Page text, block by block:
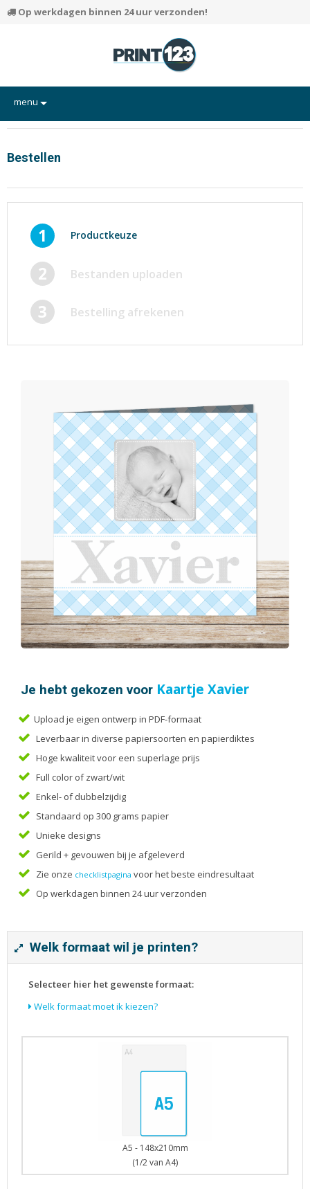
Op werkdagen binnen 24 uur verzonden!
menu
Flyers
Hand-outs/Losbladig
Posters
Rapporten/Verslagen
Certificaten/Diploma's
Visitekaartjes
Alle producten
Cadeaubonnen
Certificaten/Diploma's
Doordruksets
Enveloppen
Etiketten
Flyers
Folders
Foto's
Geboortekaartjes
Hand-outs/Losbladig
Handleidingen
Kaarten
Kerstkaarten
Menukaarten
Mondkapjes
Notitieblokken
Rapporten/Verslagen
Rouwkaarten
Scripties
Tijdschriften
Verhuiskaarten
Bestellen
1 Productkeuze
2 Bestanden uploaden
3 Bestelling afrekenen
Je hebt gekozen voor Kaartje Xavier
Upload je eigen ontwerp in PDF-formaat
Leverbaar in diverse papiersoorten en papierdiktes
Hoge kwaliteit voor een superlage prijs
Full color of zwart/wit
Enkel- of dubbelzijdig
Standaard op 300 grams papier
Unieke designs
Gerild + gevouwen bij je afgeleverd
Zie onze checklistpagina voor het beste eindresultaat
Op werkdagen binnen 24 uur verzonden
Welk formaat wil je printen?
Selecteer hier het gewenste formaat:
Welk formaat moet ik kiezen?
A5 - 148x210mm
(1/2 van A4)